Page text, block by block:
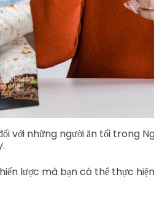
với những người ăn tối trong
lược mà bạn có thể thực